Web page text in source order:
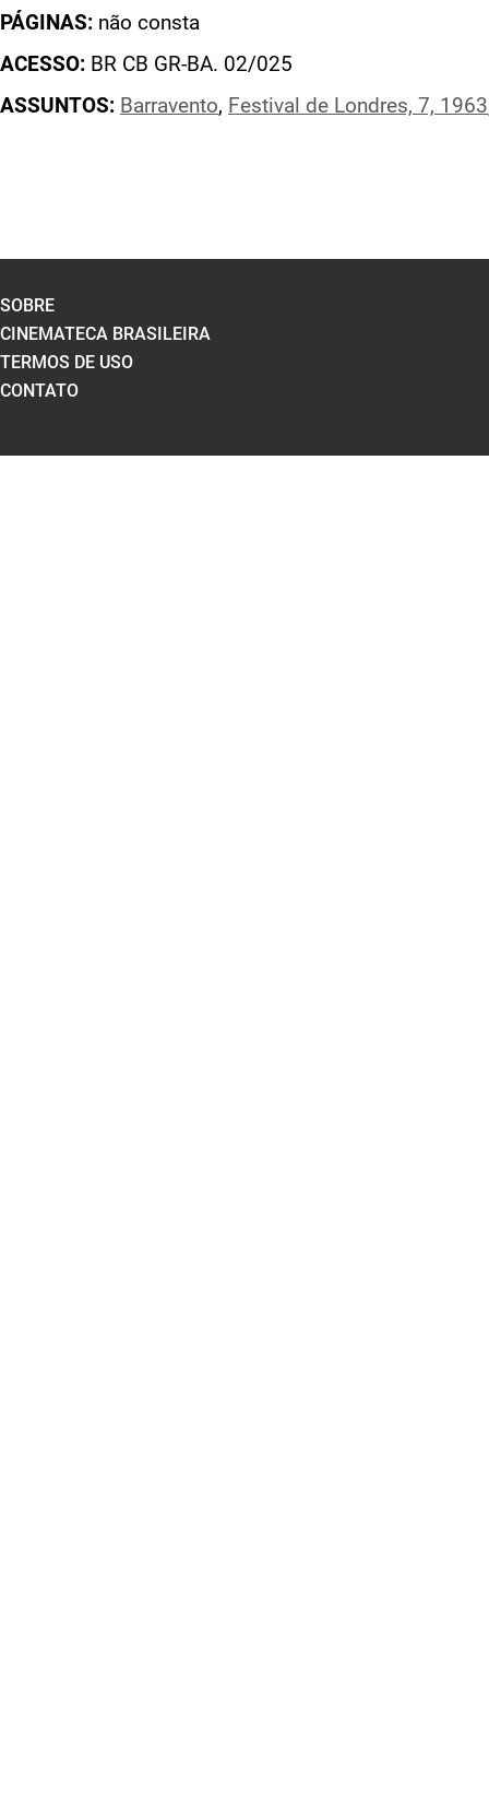
PÁGINAS: não consta
ACESSO: BR CB GR-BA. 02/025
ASSUNTOS: Barravento, Festival de Londres, 7, 1963
SOBRE
CINEMATECA BRASILEIRA
TERMOS DE USO
CONTATO